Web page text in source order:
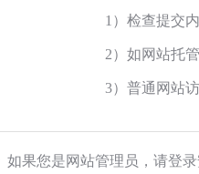
1）检查提交
2）如网站托
3）普通网站
如果您是网站管理员，请登